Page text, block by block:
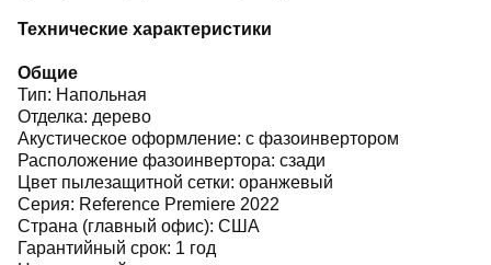
Технические характеристики
Общие
Тип: Напольная
Отделка: дерево
Акустическое оформление: с фазоинвертором
Расположение фазоинвертора: сзади
Цвет пылезащитной сетки: оранжевый
Серия: Reference Premiere 2022
Страна (главный офис): США
Гарантийный срок: 1 год